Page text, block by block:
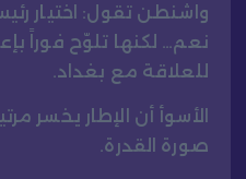
واشنطن تقول: اختيار
نعم… لكنها تلوّح فوراً
للعلاقة مع بغداد.
الأسوأ أن الإطار يخسر
صورة القدرة.